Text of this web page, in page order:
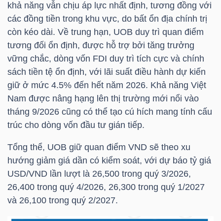
khả năng vẫn chịu áp lực nhất định, tương đồng với
các đồng tiền trong khu vực, do bất ổn địa chính trị
còn kéo dài. Về trung hạn, UOB duy trì quan điểm
tương đối ổn định, được hỗ trợ bởi tăng trưởng
vững chắc, dòng vốn FDI duy trì tích cực và chính
sách tiền tệ ổn định, với lãi suất điều hành dự kiến
giữ ở mức 4.5% đến hết năm 2026. Khả năng Việt
Nam được nâng hạng lên thị trường mới nổi vào
tháng 9/2026 cũng có thể tạo cú hích mang tính cấu
trúc cho dòng vốn đầu tư gián tiếp.
Tổng thể, UOB giữ quan điểm VND sẽ theo xu
hướng giảm giá dần có kiểm soát, với dự báo tỷ giá
USD/VND lần lượt là 26,500 trong quý 3/2026,
26,400 trong quý 4/2026, 26,300 trong quý 1/2027
và 26,100 trong quý 2/2027.
KHỎE
TÀI
CHÍNH
CÔNG
NGHỆ
THÔNG
TIN